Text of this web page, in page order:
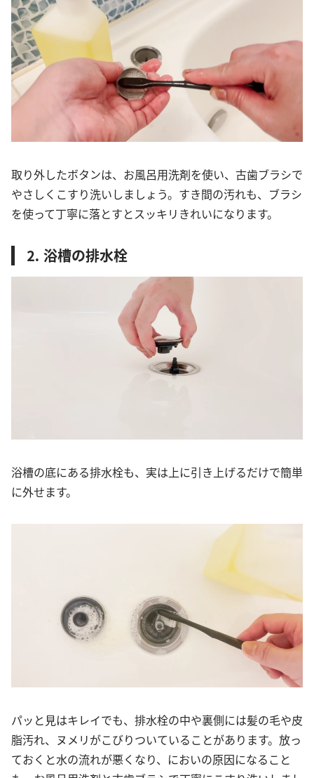
取り外したボタンは、お風呂用洗剤を使い、古歯ブラシで
やさしくこすり洗いしましょう。すき間の汚れも、ブラシ
を使って丁寧に落とすとスッキリきれいになります。
⒉ 浴槽の排水栓
浴槽の底にある排水栓も、実は上に引き上げるだけで簡単
に外せます。
パッと見はキレイでも、排水栓の中や裏側には髪の毛や皮
脂汚れ、ヌメリがこびりついていることがあります。放っ
ておくと水の流れが悪くなり、においの原因になること